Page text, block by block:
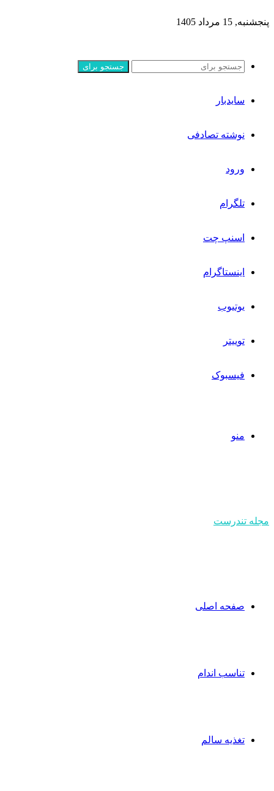
پنجشنبه, 15 مرداد 1405
جستجو برای
سایدبار
نوشته تصادفی
ورود
تلگرام
اسنپ چت
اینستاگرام
یوتیوب
توییتر
فیسبوک
منو
مجله تندرست
صفحه اصلی
تناسب اندام
تغذیه سالم